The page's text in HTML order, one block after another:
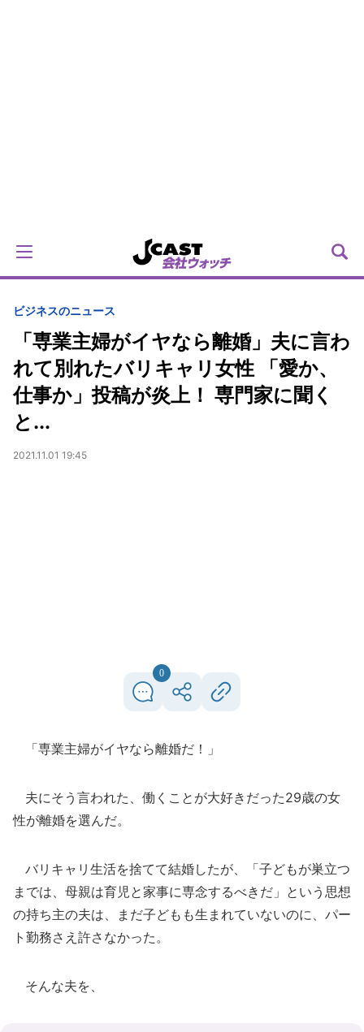
ビジネスのニュース
「専業主婦がイヤなら離婚」夫に言わ
れて別れたバリキャリ女性 「愛か、
仕事か」投稿が炎上！ 専門家に聞く
と...
2021.11.01 19:45
0
「専業主婦がイヤなら離婚だ！」
夫にそう言われた、働くことが大好きだった29歳の女
性が離婚を選んだ。
バリキャリ生活を捨てて結婚したが、「子どもが巣立つ
までは、母親は育児と家事に専念するべきだ」という思想
の持ち主の夫は、まだ子どもも生まれていないのに、パー
ト勤務さえ許さなかった。
そんな夫を、